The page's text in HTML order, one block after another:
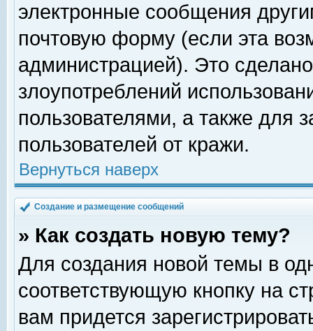
электронные сообщения
почтовую форму (если эта
администрацией). Это
злоупотреблений
пользователями, а также для
пользователей от кражи.
Вернуться наверх
Создание и размещение сообщений
» Как создать новую тему?
Для создания новой темы в
соответствующую кнопку на
вам придется